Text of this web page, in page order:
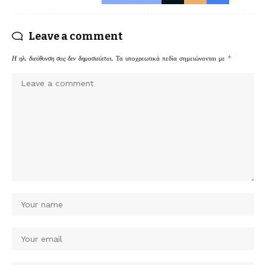
Leave a comment
Η ηλ. διεύθυνση σας δεν δημοσιεύεται. Τα υποχρεωτικά πεδία σημειώνονται με *